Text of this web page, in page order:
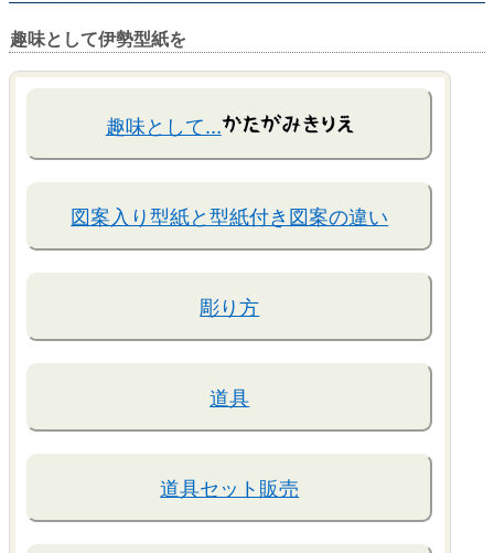
趣味として伊勢型紙を
趣味として…
図案入り型紙と型紙付き図案の違い
彫り方
道具
道具セット販売